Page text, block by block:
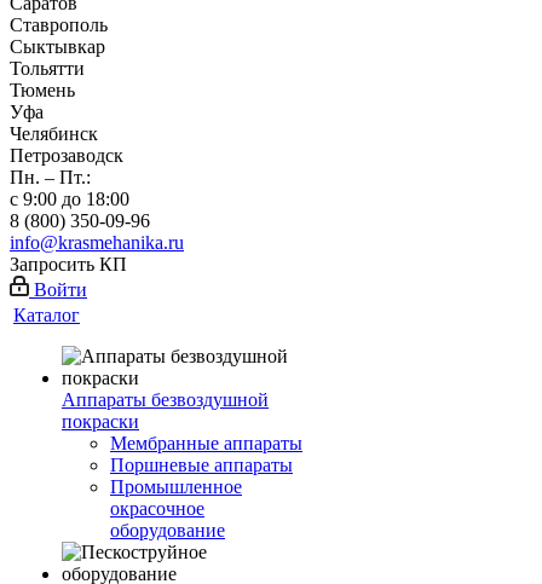
Ставрополь
Сыктывкар
Тольятти
Тюмень
Уфа
Челябинск
Петрозаводск
Пн. – Пт.:
с 9:00 до 18:00
8 (800) 350-09-96
info@krasmehanika.ru
Запросить КП
Войти
Каталог
Аппараты безвоздушной
покраски
Мембранные аппараты
Поршневые аппараты
Промышленное
окрасочное
оборудование